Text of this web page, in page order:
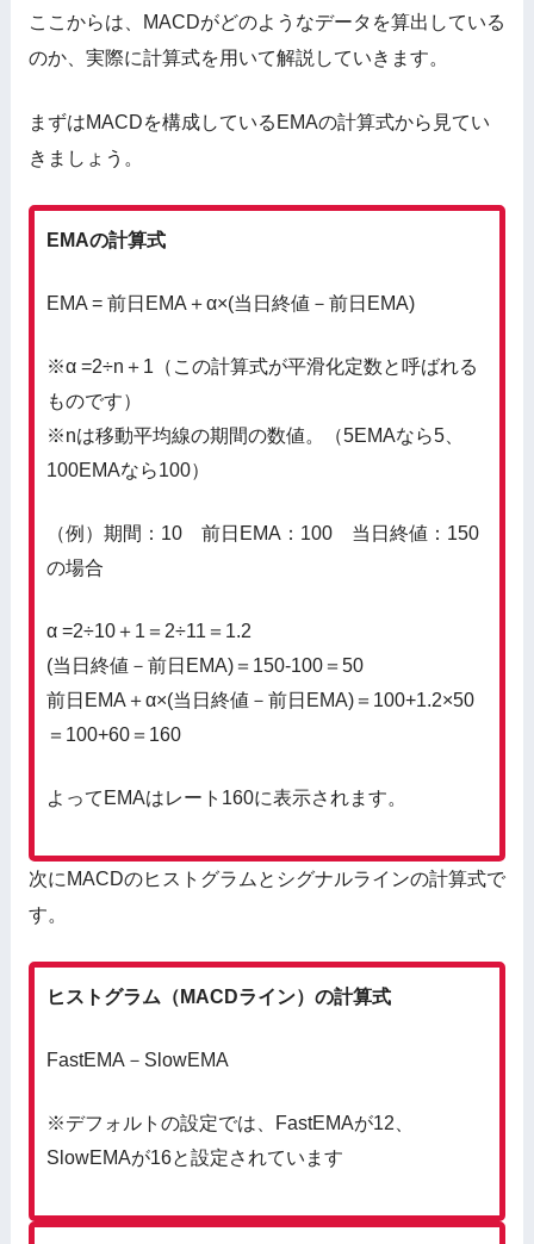
ここからは、MACDがどのようなデータを算出している
のか、実際に計算式を用いて解説していきます。
まずはMACDを構成しているEMAの計算式から見てい
きましょう。
EMAの計算式
EMA = 前日EMA＋α×(当日終値－前日EMA)
※α =2÷n＋1（この計算式が平滑化定数と呼ばれる
ものです）
※nは移動平均線の期間の数値。（5EMAなら5、
100EMAなら100）
（例）期間：10 前日EMA：100 当日終値：150
の場合
α =2÷10＋1＝2÷11＝1.2
(当日終値－前日EMA)＝150-100＝50
前日EMA＋α×(当日終値－前日EMA)＝100+1.2×50
＝100+60＝160
よってEMAはレート160に表示されます。
次にMACDのヒストグラムとシグナルラインの計算式で
す。
ヒストグラム（MACDライン）の計算式
FastEMA－SlowEMA
※デフォルトの設定では、FastEMAが12、
SlowEMAが16と設定されています